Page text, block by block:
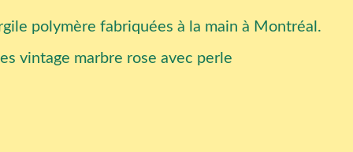
polymère fabriquées à la main à Montréal.
vintage marbre rose avec perle